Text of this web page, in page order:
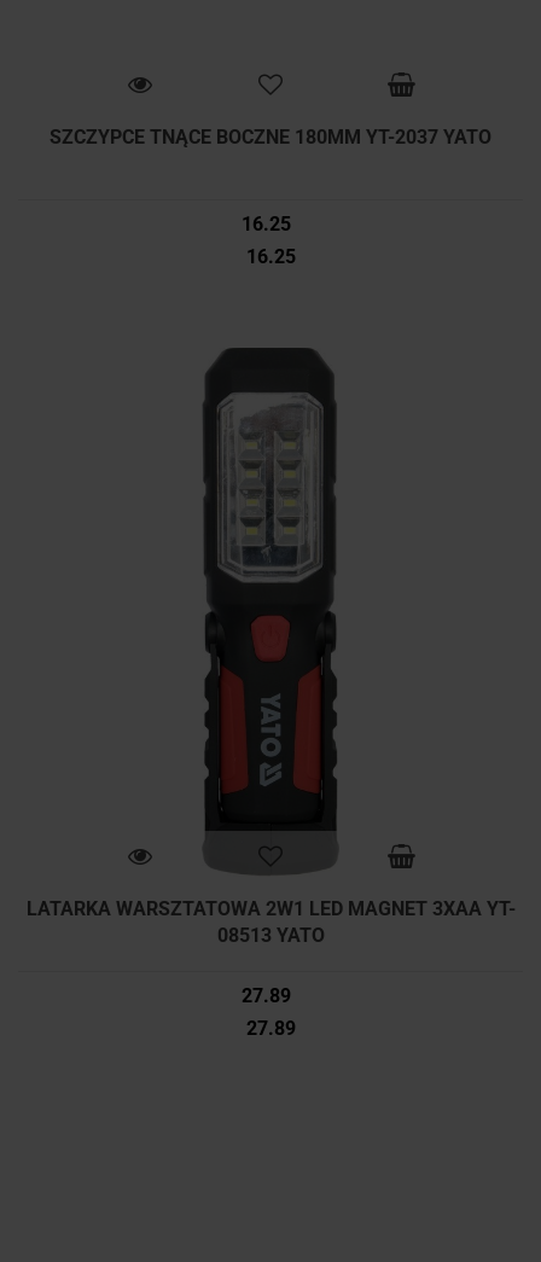
SZCZYPCE TNĄCE BOCZNE 180MM YT-2037 YATO
16.25
16.25
LATARKA WARSZTATOWA 2W1 LED MAGNET 3XAA YT-
08513 YATO
27.89
27.89